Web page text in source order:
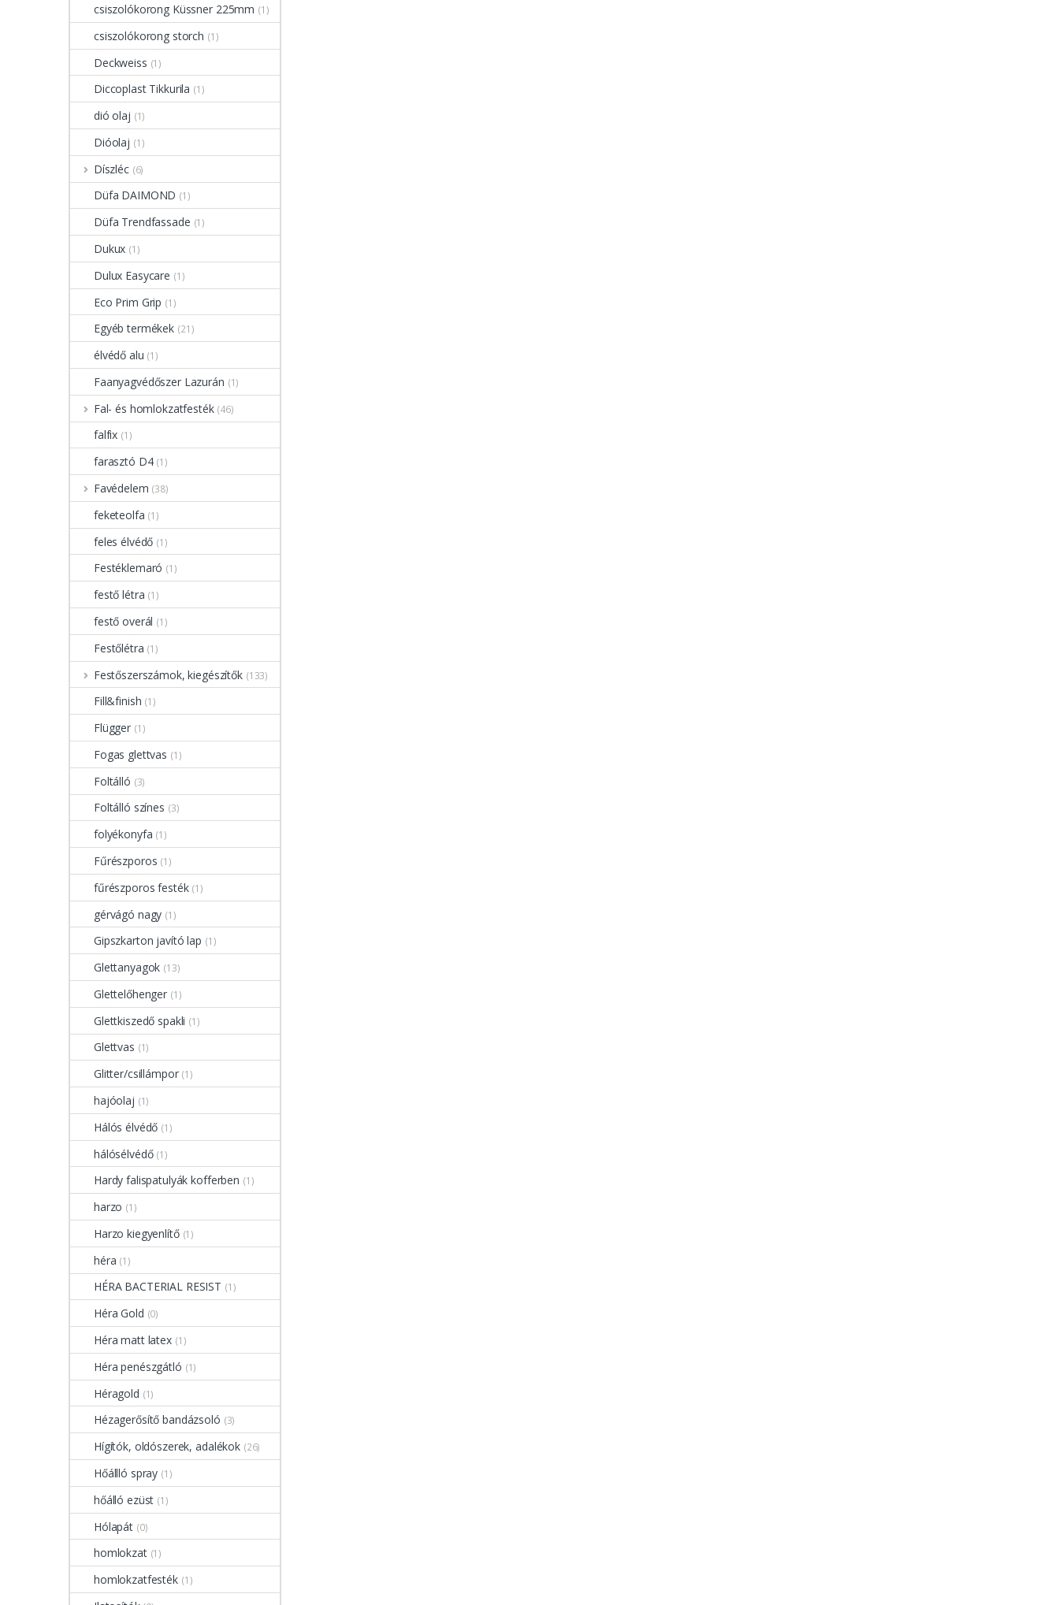
csiszolókorong Küssner 225mm (1)
csiszolókorong storch (1)
Deckweiss (1)
Diccoplast Tikkurila (1)
dió olaj (1)
Dióolaj (1)
Díszléc (6)
Düfa DAIMOND (1)
Düfa Trendfassade (1)
Dukux (1)
Dulux Easycare (1)
Eco Prim Grip (1)
Egyéb termékek (21)
élvédő alu (1)
Faanyagvédőszer Lazurán (1)
Fal- és homlokzatfesték (46)
falfix (1)
farasztó D4 (1)
Favédelem (38)
feketeolfa (1)
feles élvédő (1)
Festéklemaró (1)
festő létra (1)
festő overál (1)
Festőlétra (1)
Festőszerszámok, kiegészítők (133)
Fill&finish (1)
Flügger (1)
Fogas glettvas (1)
Foltálló (3)
Foltálló színes (3)
folyékonyfa (1)
Fűrészporos (1)
fűrészporos festék (1)
gérvágó nagy (1)
Gipszkarton javító lap (1)
Glettanyagok (13)
Glettelőhenger (1)
Glettkiszedő spakli (1)
Glettvas (1)
Glitter/csillámpor (1)
hajóolaj (1)
Hálós élvédő (1)
hálósélvédő (1)
Hardy falispatulyák kofferben (1)
harzo (1)
Harzo kiegyenlítő (1)
héra (1)
HÉRA BACTERIAL RESIST (1)
Héra Gold (0)
Héra matt latex (1)
Héra penészgátló (1)
Héragold (1)
Hézagerősítő bandázsoló (3)
Hígítók, oldószerek, adalékok (26)
Hőállló spray (1)
hőálló ezüst (1)
Hólapát (0)
homlokzat (1)
homlokzatfesték (1)